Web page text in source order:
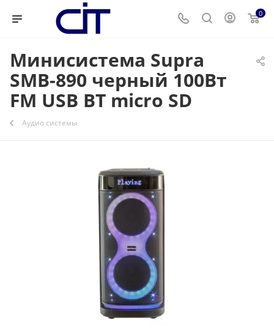
0
Минисистема Supra
SMB-890 черный 100Вт
FM USB BT micro SD
Аудио системы